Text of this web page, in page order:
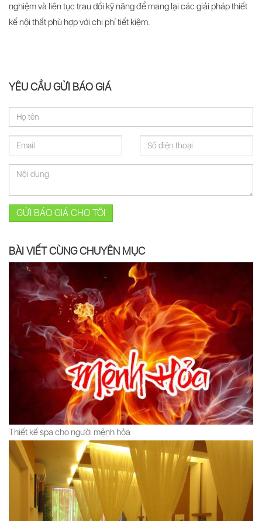
nghiệm và liên tục trau dồi kỹ năng để mang lại các giải pháp thiết
kế nội thất phù hợp với chi phí tiết kiệm.
YÊU CẦU GỬI BÁO GIÁ
GỬI BÁO GIÁ CHO TÔI
BÀI VIẾT CÙNG CHUYÊN MỤC
Thiết kế spa cho người mệnh hỏa